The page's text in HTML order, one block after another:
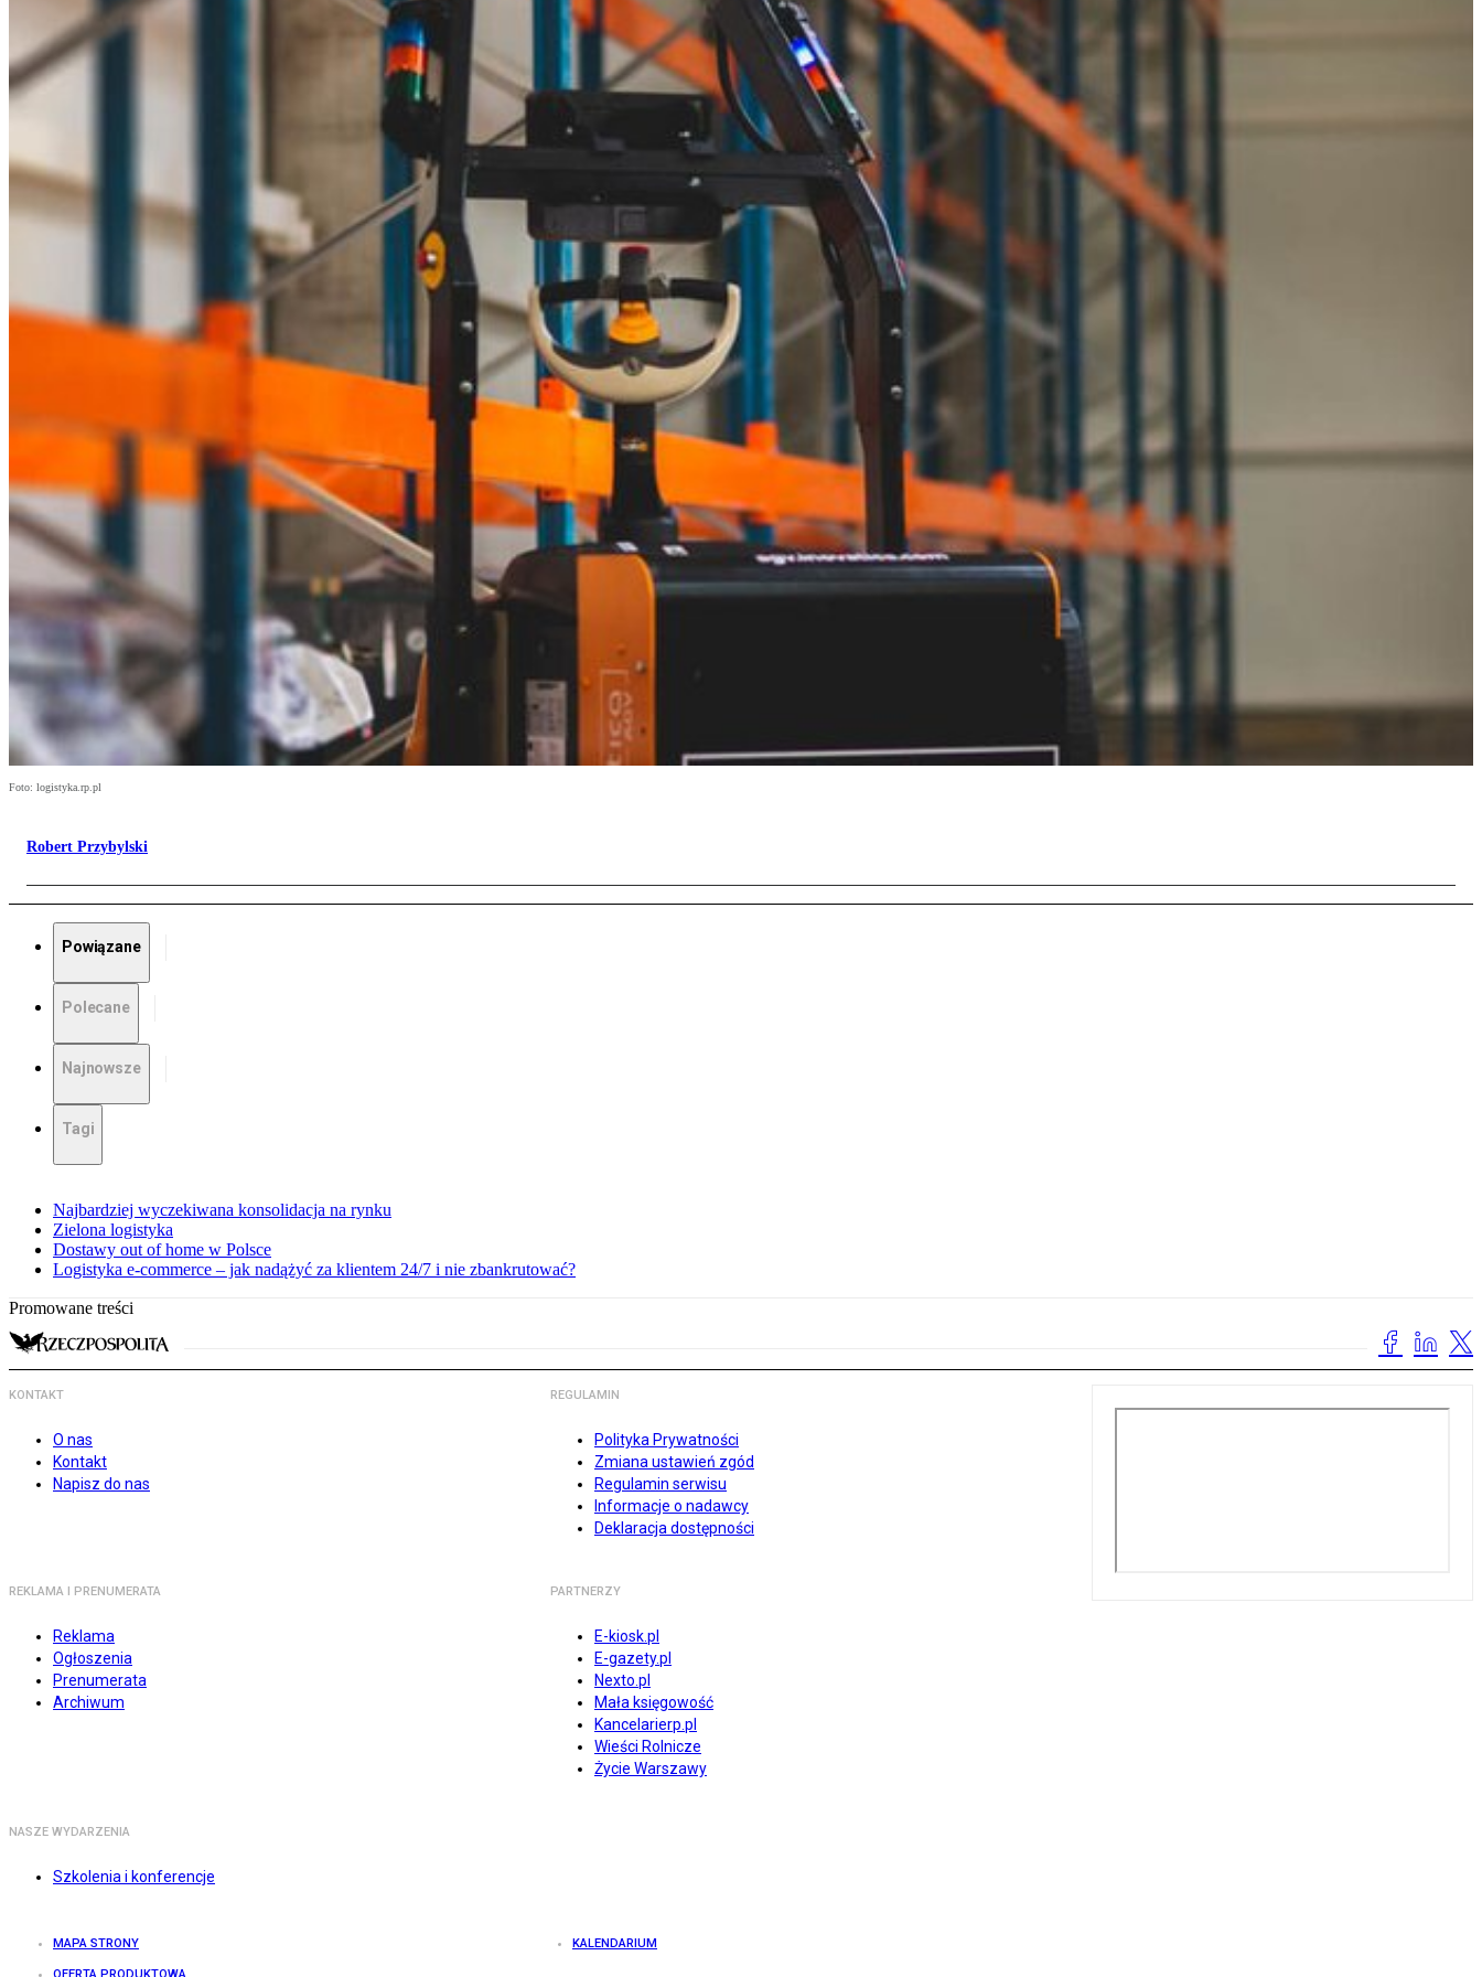
Foto: logistyka.rp.pl
Robert Przybylski
Powiązane
Polecane
Najnowsze
Tagi
Najbardziej wyczekiwana konsolidacja na rynku
Zielona logistyka
Dostawy out of home w Polsce
Logistyka e-commerce – jak nadążyć za klientem 24/7 i nie zbankrutować?
Promowane treści
KONTAKT
O nas
Kontakt
Napisz do nas
REGULAMIN
Polityka Prywatności
Zmiana ustawień zgód
Regulamin serwisu
Informacje o nadawcy
Deklaracja dostępności
REKLAMA I PRENUMERATA
Reklama
Ogłoszenia
Prenumerata
Archiwum
PARTNERZY
E-kiosk.pl
E-gazety.pl
Nexto.pl
Mała księgowość
Kancelarierp.pl
Wieści Rolnicze
Życie Warszawy
NASZE WYDARZENIA
Szkolenia i konferencje
MAPA STRONY KALENDARIUM